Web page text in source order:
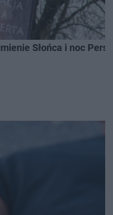
Słońca i noc